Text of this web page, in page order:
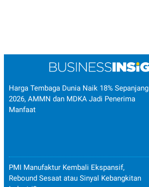
Harga Tembaga Dunia Naik 18% Sepanjang
2026, AMMN dan MDKA Jadi Penerima
Manfaat
PMI Manufaktur Kembali Ekspansif,
Rebound Sesaat atau Sinyal Kebangkitan